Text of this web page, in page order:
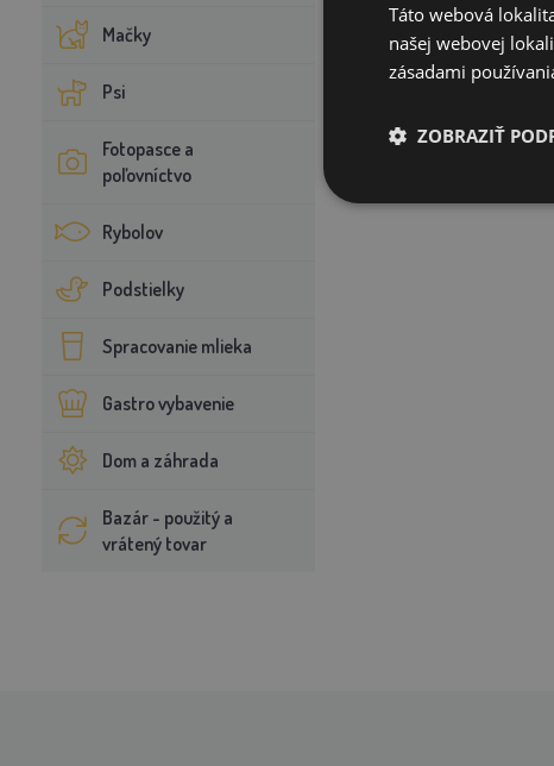
Mačky
Psi
Fotopasce a
poľovníctvo
Rybolov
Podstielky
Spracovanie mlieka
Gastro vybavenie
Dom a záhrada
Bazár - použitý a
vrátený tovar
POSLEDNÉ KUSY
Táto webová
našej webovej
zásadami
ZOBRAZIŤ